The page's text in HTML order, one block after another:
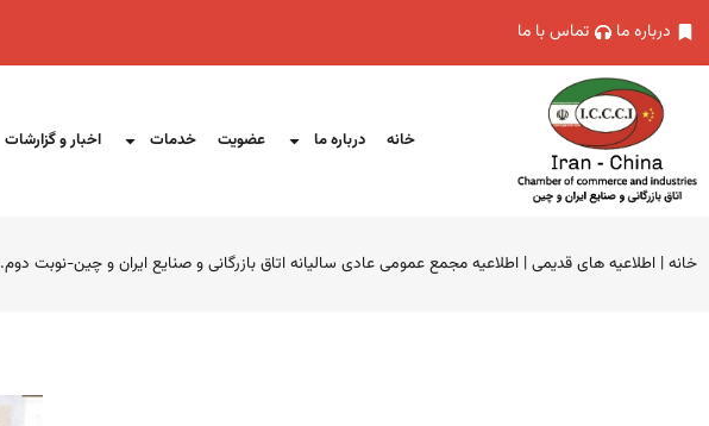
درباره ما تماس با ما
خانه درباره ما عضویت خدمات اخبار و گزارشات
خانه| اطلاعیه های قدیمی| اطلاعیه مجمع عمومی عادی سالیانه اتاق بازرگانی و صنایع ایران و چین-نوبت دوم.